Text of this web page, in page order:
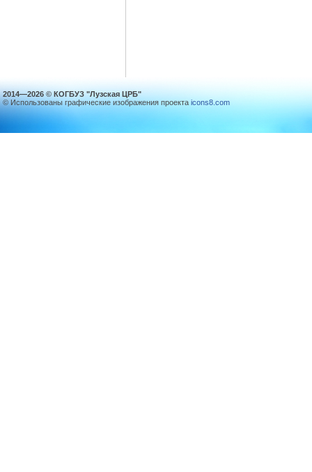
2014—2026 © КОГБУЗ "Лузская ЦРБ"
© Использованы графические изображения проекта icons8.com